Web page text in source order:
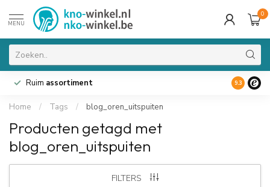
MENU
0
Ruim assortiment 9.3
Home / Tags / blog_oren_uitspuiten
Producten getagd met
blog_oren_uitspuiten
FILTERS